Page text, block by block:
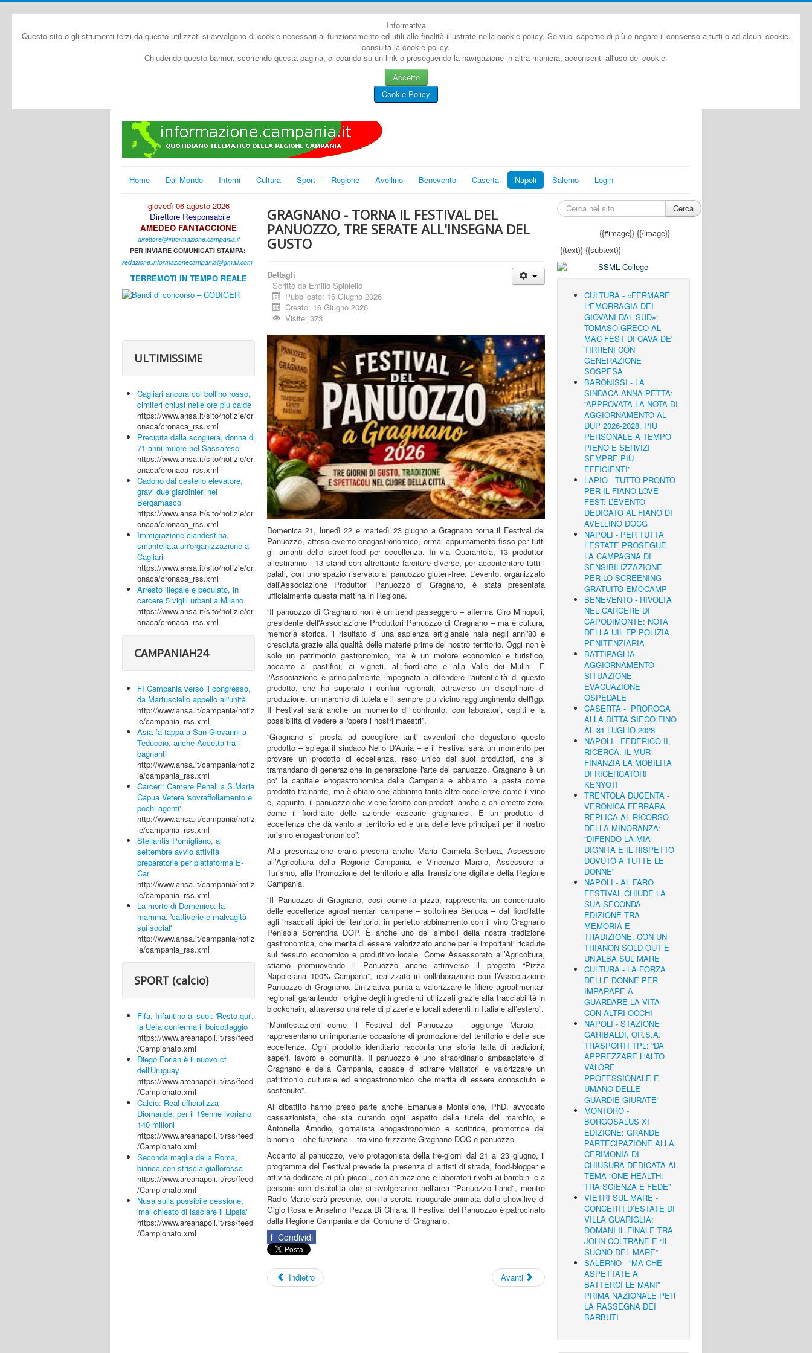
Informativa
Questo sito o gli strumenti terzi da questo utilizzati si avvalgono di cookie necessari al funzionamento ed utili alle finalità illustrate nella cookie policy. Se vuoi saperne di più o negare il consenso a tutti o ad alcuni cookie,
consulta la cookie policy.
Chiudendo questo banner, scorrendo questa pagina, cliccando su un link o proseguendo la navigazione in altra maniera, acconsenti all'uso dei cookie.
Accetto
Cookie Policy
Home Dal Mondo Interni Cultura Sport Regione Avellino Benevento Caserta Napoli Salerno Login
giovedì 06 agosto 2026
Direttore Responsabile
AMEDEO FANTACCIONE
direttore@informazione.campania.it
PER INVIARE COMUNICATI STAMPA:
redazione.informazionecampania@gmail.com
TERREMOTI IN TEMPO REALE
ULTIMISSIME
Cagliari ancora col bollino rosso,
cimiteri chiusi nelle ore più calde
https://www.ansa.it/sito/notizie/cr
onaca/cronaca_rss.xml
Precipita dalla scogliera, donna di
71 anni muore nel Sassarese
https://www.ansa.it/sito/notizie/cr
onaca/cronaca_rss.xml
Cadono dal cestello elevatore,
gravi due giardinieri nel
Bergamasco
https://www.ansa.it/sito/notizie/cr
onaca/cronaca_rss.xml
Immigrazione clandestina,
smantellata un'organizzazione a
Cagliari
https://www.ansa.it/sito/notizie/cr
onaca/cronaca_rss.xml
Arresto illegale e peculato, in
carcere 5 vigili urbani a Milano
https://www.ansa.it/sito/notizie/cr
onaca/cronaca_rss.xml
CAMPANIAH24
FI Campania verso il congresso,
da Martusciello appello all'unità
http://www.ansa.it/campania/notiz
ie/campania_rss.xml
Asia fa tappa a San Giovanni a
Teduccio, anche Accetta tra i
bagnanti
http://www.ansa.it/campania/notiz
ie/campania_rss.xml
Carceri: Camere Penali a S.Maria
Capua Vetere 'sovraffollamento e
pochi agenti'
http://www.ansa.it/campania/notiz
ie/campania_rss.xml
Stellantis Pomigliano, a
settembre avvio attività
preparatorie per piattaforma E-
Car
http://www.ansa.it/campania/notiz
ie/campania_rss.xml
La morte di Domenico: la
mamma, 'cattiverie e malvagità
sui social'
http://www.ansa.it/campania/notiz
ie/campania_rss.xml
SPORT (calcio)
Fifa, Infantino ai suoi: 'Resto qui',
la Uefa conferma il boicottaggio
https://www.areanapoli.it/rss/feed
/Campionato.xml
Diego Forlan è il nuovo ct
dell'Uruguay
https://www.areanapoli.it/rss/feed
/Campionato.xml
Calcio: Real ufficializza
Diomandè, per il 19enne ivoriano
140 milioni
https://www.areanapoli.it/rss/feed
/Campionato.xml
Seconda maglia della Roma,
bianca con striscia giallorossa
https://www.areanapoli.it/rss/feed
/Campionato.xml
Nusa sulla possibile cessione,
'mai chiesto di lasciare il Lipsia'
https://www.areanapoli.it/rss/feed
/Campionato.xml
GRAGNANO - TORNA IL FESTIVAL DEL
PANUOZZO, TRE SERATE ALL'INSEGNA DEL
GUSTO
Dettagli
Scritto da Emilio Spiniello
Pubblicato: 16 Giugno 2026
Creato: 16 Giugno 2026
Visite: 373
Domenica 21, lunedì 22 e martedì 23 giugno a Gragnano torna il Festival del
Panuozzo, atteso evento enogastronomico, ormai appuntamento fisso per tutti
gli amanti dello street-food per eccellenza. In via Quarantola, 13 produttori
allestiranno i 13 stand con altrettante farciture diverse, per accontentare tutti i
palati, con uno spazio riservato al panuozzo gluten-free. L'evento, organizzato
dall'Associazione Produttori Panuozzo di Gragnano, è stata presentata
ufficialmente questa mattina in Regione.
“Il panuozzo di Gragnano non è un trend passeggero – afferma Ciro Minopoli,
presidente dell'Associazione Produttori Panuozzo di Gragnano – ma è cultura,
memoria storica, il risultato di una sapienza artigianale nata negli anni'80 e
cresciuta grazie alla qualità delle materie prime del nostro territorio. Oggi non è
solo un patrimonio gastronomico, ma è un motore economico e turistico,
accanto ai pastifici, ai vigneti, al fiordilatte e alla Valle dei Mulini. E
l'Associazione è principalmente impegnata a difendere l'autenticità di questo
prodotto, che ha superato i confini regionali, attraverso un disciplinare di
produzione, un marchio di tutela e il sempre più vicino raggiungimento dell'Igp.
Il Festival sarà anche un momento di confronto, con laboratori, ospiti e la
possibilità di vedere all'opera i nostri maestri”.
“Gragnano si presta ad accogliere tanti avventori che degustano questo
prodotto – spiega il sindaco Nello D'Auria – e il Festival sarà un momento per
provare un prodotto di eccellenza, reso unico dai suoi produttori, che si
tramandano di generazione in generazione l'arte del panuozzo. Gragnano è un
po' la capitale enogastronomica della Campania e abbiamo la pasta come
prodotto trainante, ma è chiaro che abbiamo tante altre eccellenze come il vino
e, appunto, il panuozzo che viene farcito con prodotti anche a chilometro zero,
come il fiordilatte delle aziende casearie gragnanesi. È un prodotto di
eccellenza che dà vanto al territorio ed è una delle leve principali per il nostro
turismo enogastronomico”.
Alla presentazione erano presenti anche Maria Carmela Serluca, Assessore
all’Agricoltura della Regione Campania, e Vincenzo Maraio, Assessore al
Turismo, alla Promozione del territorio e alla Transizione digitale della Regione
Campania.
“Il Panuozzo di Gragnano, così come la pizza, rappresenta un concentrato
delle eccellenze agroalimentari campane – sottolinea Serluca – dal fiordilatte
agli insaccati tipici del territorio, in perfetto abbinamento con il vino Gragnano
Penisola Sorrentina DOP. È anche uno dei simboli della nostra tradizione
gastronomica, che merita di essere valorizzato anche per le importanti ricadute
sul tessuto economico e produttivo locale. Come Assessorato all’Agricoltura,
stiamo promuovendo il Panuozzo anche attraverso il progetto “Pizza
Napoletana 100% Campana”, realizzato in collaborazione con l’Associazione
Panuozzo di Gragnano. L’iniziativa punta a valorizzare le filiere agroalimentari
regionali garantendo l’origine degli ingredienti utilizzati grazie alla tracciabilità in
blockchain, attraverso una rete di pizzerie e locali aderenti in Italia e all’estero”.
“Manifestazioni come il Festival del Panuozzo – aggiunge Maraio –
rappresentano un’importante occasione di promozione del territorio e delle sue
eccellenze. Ogni prodotto identitario racconta una storia fatta di tradizioni,
saperi, lavoro e comunità. Il panuozzo è uno straordinario ambasciatore di
Gragnano e della Campania, capace di attrarre visitatori e valorizzare un
patrimonio culturale ed enogastronomico che merita di essere conosciuto e
sostenuto”.
Al dibattito hanno preso parte anche Emanuele Montelione, PhD, avvocato
cassazionista, che sta curando ogni aspetto della tutela del marchio, e
Antonella Amodio, giornalista enogastronomico e scrittrice, promotrice del
binomio – che funziona – tra vino frizzante Gragnano DOC e panuozzo.
Accanto al panuozzo, vero protagonista della tre-giorni dal 21 al 23 giugno, il
programma del Festival prevede la presenza di artisti di strada, food-blogger e
attività dedicate ai più piccoli, con animazione e laboratori rivolti ai bambini e a
persone con disabilità che si svolgeranno nell'area "Panuozzo Land", mentre
Radio Marte sarà presente, con la serata inaugurale animata dallo show live di
Gigio Rosa e Anselmo Pezza Di Chiara. Il Festival del Panuozzo è patrocinato
dalla Regione Campania e dal Comune di Gragnano.
f Condividi
Indietro Avanti
Cerca
{{#image}}{{/image}}
{{text}} {{subtext}}
CULTURA - «FERMARE
L'EMORRAGIA DEI
GIOVANI DAL SUD»:
TOMASO GRECO AL
MAC FEST DI CAVA DE'
TIRRENI CON
GENERAZIONE
SOSPESA
BARONISSI - LA
SINDACA ANNA PETTA:
“APPROVATA LA NOTA DI
AGGIORNAMENTO AL
DUP 2026-2028, PIÙ
PERSONALE A TEMPO
PIENO E SERVIZI
SEMPRE PIÙ
EFFICIENTI”
LAPIO - TUTTO PRONTO
PER IL FIANO LOVE
FEST: L’EVENTO
DEDICATO AL FIANO DI
AVELLINO DOCG
NAPOLI - PER TUTTA
L’ESTATE PROSEGUE
LA CAMPAGNA DI
SENSIBILIZZAZIONE
PER LO SCREENING
GRATUITO EMOCAMP
BENEVENTO - RIVOLTA
NEL CARCERE DI
CAPODIMONTE: NOTA
DELLA UIL FP POLIZIA
PENITENZIARIA
BATTIPAGLIA -
AGGIORNAMENTO
SITUAZIONE
EVACUAZIONE
OSPEDALE
CASERTA - PROROGA
ALLA DITTA SIECO FINO
AL 31 LUGLIO 2028
NAPOLI - FEDERICO II,
RICERCA: IL MUR
FINANZIA LA MOBILITÀ
DI RICERCATORI
KENYOTI
TRENTOLA DUCENTA -
VERONICA FERRARA
REPLICA AL RICORSO
DELLA MINORANZA:
“DIFENDO LA MIA
DIGNITÀ E IL RISPETTO
DOVUTO A TUTTE LE
DONNE”
NAPOLI - AL FARO
FESTIVAL CHIUDE LA
SUA SECONDA
EDIZIONE TRA
MEMORIA E
TRADIZIONE, CON UN
TRIANON SOLD OUT E
UN’ALBA SUL MARE
CULTURA - LA FORZA
DELLE DONNE PER
IMPARARE A
GUARDARE LA VITA
CON ALTRI OCCHI
NAPOLI - STAZIONE
GARIBALDI, OR.S.A.
TRASPORTI TPL: “DA
APPREZZARE L'ALTO
VALORE
PROFESSIONALE E
UMANO DELLE
GUARDIE GIURATE”
MONTORO -
BORGOSALUS XI
EDIZIONE: GRANDE
PARTECIPAZIONE ALLA
CERIMONIA DI
CHIUSURA DEDICATA AL
TEMA “ONE HEALTH:
TRA SCIENZA E FEDE”
VIETRI SUL MARE -
CONCERTI D’ESTATE DI
VILLA GUARIGLIA:
DOMANI IL FINALE TRA
JOHN COLTRANE E “IL
SUONO DEL MARE”
SALERNO - “MA CHE
ASPETTATE A
BATTERCI LE MANI”
PRIMA NAZIONALE PER
LA RASSEGNA DEI
BARBUTI